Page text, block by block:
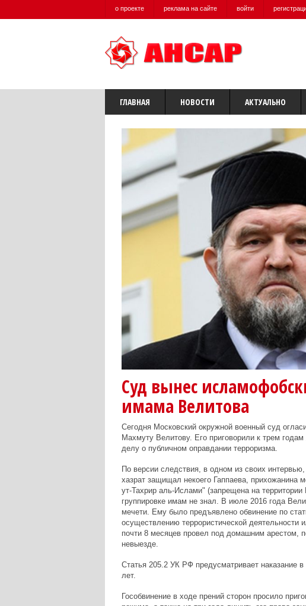
о проекте реклама на сайте войти
ГЛАВНАЯ НОВОСТИ АКТУАЛЬНО
Суд вынес
имама Велитова
Сегодня Московский окружной военный суд
Махмуту Велитову. Его приговорили к трем
делу о публичном оправдании терроризма.
По версии следствия, в одном из своих
хазрат защищал некоего Гаппаева, прихожанина
ут-Тахрир аль-Ислами" (запрещена на
группировке имам не знал. В июле 2016 года
мечети. Ему было предъявлено обвинение по
осуществлению террористической
почти 8 месяцев провел под домашним арестом,
невыезде.
Статья 205.2 УК РФ предусматривает наказание
лет.
Гособвинение в ходе прений сторон просило